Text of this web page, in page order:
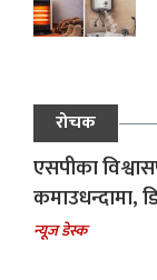
रोचक
एसपीका
कमाउधन्दामा,
न्यूज डेस्क